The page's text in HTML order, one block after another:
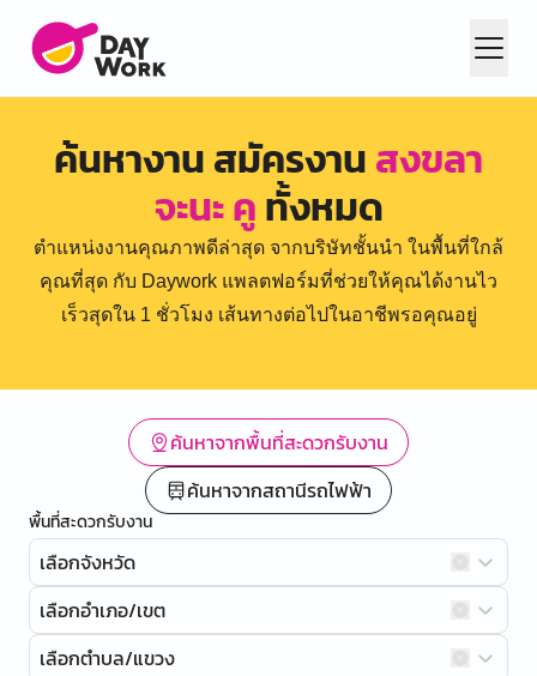
ค้นหางาน สมัครงานสงขลา
จะนะ คูทั้งหมด
ตำแหน่งงานคุณภาพดีล่าสุด จากบริษัทชั้นนำ ในพื้นที่ใกล้
คุณที่สุด กับ Daywork แพลตฟอร์มที่ช่วยให้คุณได้งานไว
เร็วสุดใน 1 ชั่วโมง เส้นทางต่อไปในอาชีพรอคุณอยู่
ค้นหาจากพื้นที่สะดวกรับงาน
ค้นหาจากสถานีรถไฟฟ้า
พื้นที่สะดวกรับงาน
เลือกจังหวัด
เลือกอำเภอ/เขต
เลือกตำบล/แขวง